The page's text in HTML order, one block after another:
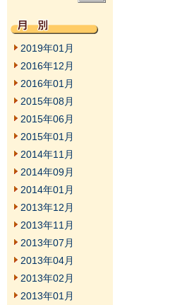
2019年01月
2016年12月
2016年01月
2015年08月
2015年06月
2015年01月
2014年11月
2014年09月
2014年01月
2013年12月
2013年11月
2013年07月
2013年04月
2013年02月
2013年01月